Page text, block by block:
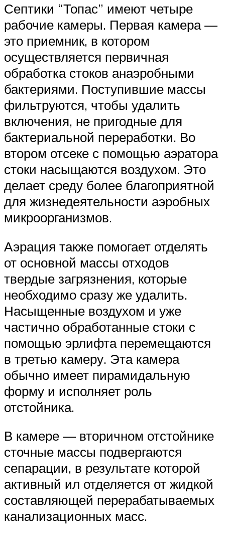
Септики “Топас” имеют четыре
рабочие камеры. Первая камера —
это приемник, в котором
осуществляется первичная
обработка стоков анаэробными
бактериями. Поступившие массы
фильтруются, чтобы удалить
включения, не пригодные для
бактериальной переработки. Во
втором отсеке с помощью аэратора
стоки насыщаются воздухом. Это
делает среду более благоприятной
для жизнедеятельности аэробных
микроорганизмов.
Аэрация также помогает отделять
от основной массы отходов
твердые загрязнения, которые
необходимо сразу же удалить.
Насыщенные воздухом и уже
частично обработанные стоки с
помощью эрлифта перемещаются
в третью камеру. Эта камера
обычно имеет пирамидальную
форму и исполняет роль
отстойника.
В камере — вторичном отстойнике
сточные массы подвергаются
сепарации, в результате которой
активный ил отделяется от жидкой
составляющей перерабатываемых
канализационных масс.